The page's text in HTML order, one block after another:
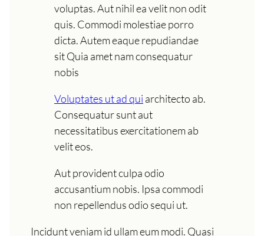
voluptas. Aut nihil ea velit non odit
quis. Commodi molestiae porro
dicta. Autem eaque repudiandae
sit Quia amet nam consequatur
nobis
Voluptates ut ad qui architecto ab.
Consequatur sunt aut
necessitatibus exercitationem ab
velit eos.
Aut provident culpa odio
accusantium nobis. Ipsa commodi
non repellendus odio sequi ut.
Incidunt veniam id ullam eum modi. Quasi